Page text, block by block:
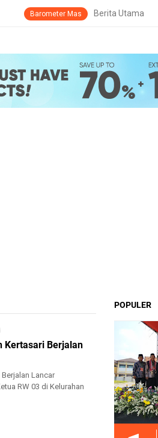
Barometer Mas Berita Utama
Kertasari Berjalan
Berjalan Lancar
RW 03 di Kelurahan
POPULER